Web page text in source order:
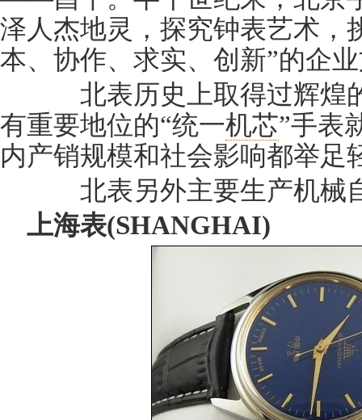
泽人杰地灵，探究钟表艺术，
本、协作、求实、创新”的企
北表历史上取得过辉煌
有重要地位的“统一机芯”手表
内产销规模和社会影响都举足
北表另外主要生产机械
上海表(SHANGHAI)